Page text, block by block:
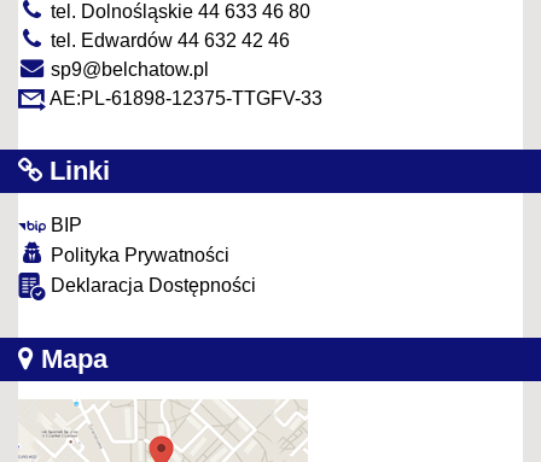
tel. Dolnośląskie 44 633 46 80
tel. Edwardów 44 632 42 46
sp9@belchatow.pl
AE:PL-61898-12375-TTGFV-33
Linki
BIP
Polityka Prywatności
Deklaracja Dostępności
Mapa